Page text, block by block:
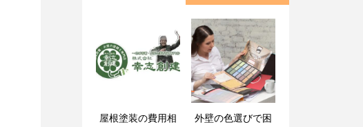
屋根塗装の費用相
外壁の色選びで困
初心者必見！外壁
外壁塗装で人気の